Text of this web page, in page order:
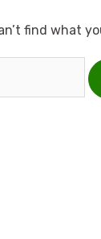
find what